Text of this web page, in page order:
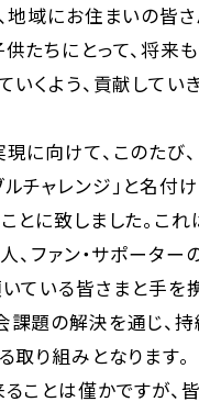
地域にお住まいの皆さ
たちにとって、将来
いくよう、貢献してい
に向けて、このたび
チャレンジ」と名付
とに致しました。これ
、ファン・サポーター
ている皆さまと手を
題の解決を通じ、
取り組みとなります。
ことは僅かですが、